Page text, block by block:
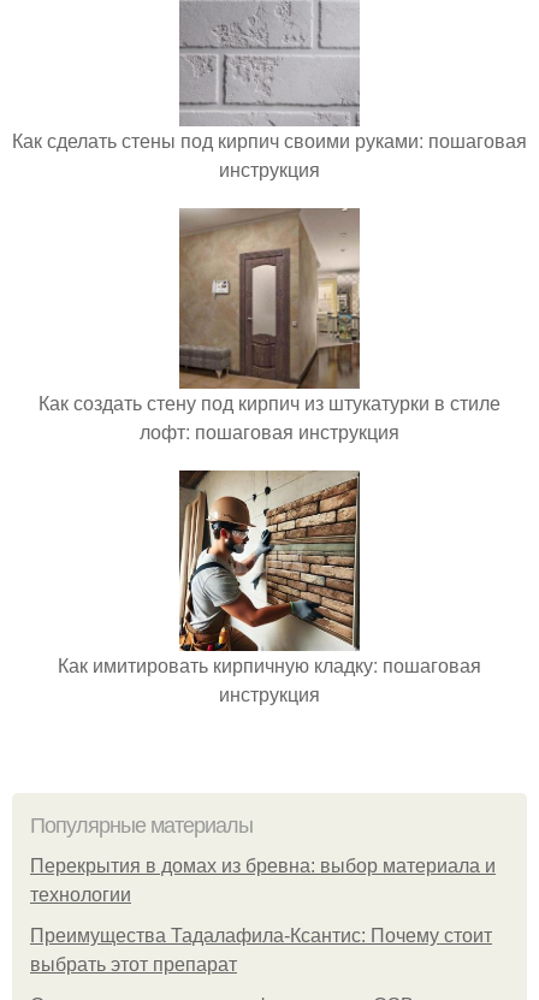
Как сделать стены под кирпич своими руками: пошаговая
инструкция
Как создать стену под кирпич из штукатурки в стиле
лофт: пошаговая инструкция
Как имитировать кирпичную кладку: пошаговая
инструкция
Популярные материалы
Перекрытия в домах из бревна: выбор материала и
технологии
Преимущества Тадалафила-Ксантис: Почему стоит
выбрать этот препарат